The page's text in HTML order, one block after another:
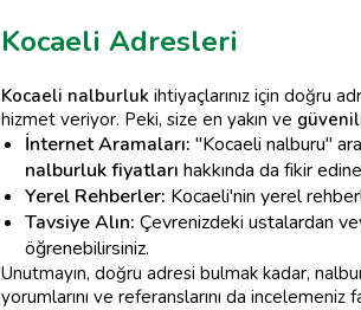
Kocaeli Adresleri
Kocaeli nalburluk ihtiyaçlarınız için doğru
hizmet veriyor. Peki, size en yakın ve
İnternet Aramaları: "Kocaeli nalburu"
nalburluk fiyatları hakkında da fikir
Yerel Rehberler: Kocaeli'nin yerel
Tavsiye Alın: Çevrenizdeki ustalardan
öğrenebilirsiniz.
Unutmayın, doğru adresi bulmak kadar,
yorumlarını ve referanslarını da incelemeniz